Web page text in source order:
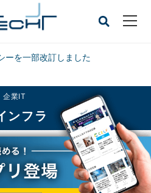
ーを一部改訂しました
企業IT
ンフラ
ス市場規模は1兆7,976億円に